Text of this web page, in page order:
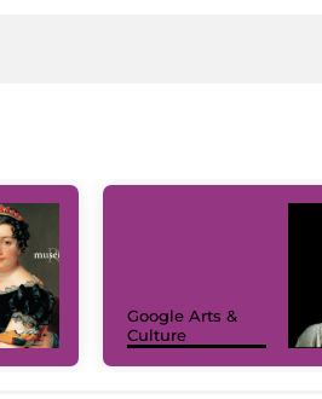
Google Arts &
Culture